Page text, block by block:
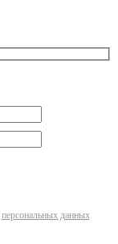
персональных данных